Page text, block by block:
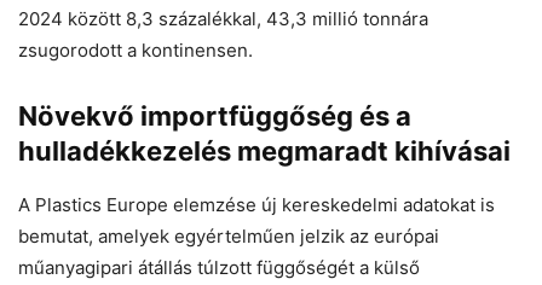
2024 között 8,3 százalékkal, 43,3 millió tonnára
zsugorodott a kontinensen.
Növekvő importfüggőség és a
hulladékkezelés megmaradt kihívásai
A Plastics Europe elemzése új kereskedelmi adatokat is
bemutat, amelyek egyértelműen jelzik az európai
műanyagipari átállás túlzott függőségét a külső